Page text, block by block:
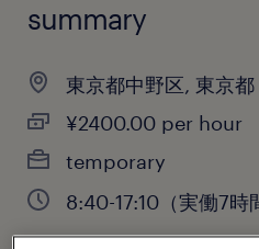
summary
東京都中野区, 東京都
¥2400.00 per hour
temporary
8:40-17:10（実働7時